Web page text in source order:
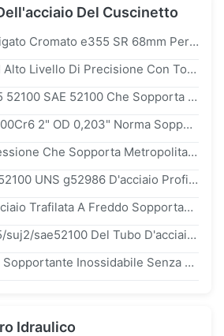
Del Cuscinetto
Tubo Idraulico Levigato Cromato e355 SR 68mm Personalizzato Per Uso Industriale
Tubo Di Acciaio Ad Alto Livello Di Precisione Con Tolleranza Di ± 0,1 Mm
Giro Di ASTM a295 52100 SAE 52100 Che Sopporta I Tubi Spessi Di Acciaio Inossidabile Della Parete Della Metropolitana D'acciaio
BACCANO 17230 100Cr6 2" OD 0,203" Norma Sopportante Senza Cuciture Di BACCANO JIS Della Metropolitana ASTM GB Di Acciaio Inossidabile Di Spessore
Caldaia Ad Alta Pressione Che Sopporta Metropolitana D'acciaio ASTM a179 20# q295 q390 200mm
Sopportare Di sae52100 UNS g52986 D'acciaio Profilato Tondo Per Tubi Le Dimensioni Su Misura
Metropolitana D'acciaio Trafilata A Freddo Sopportante Di ASTM a295 51100 SAE 51100 Per La Lunghezza 12m Del Macchinario
Tubo 100Cr6/gcr15/suj2/sae52100 Del Tubo D'acciaio Senza Cuciture Dalla Metropolitana D'acciaio Sopportante Trafilata A Freddo
Diametro D'acciaio Sopportante Inossidabile Senza Cuciture 16mm ~ 320mm Della Metropolitana Di gcr15/100Cr6/suj2/skf3/skf3s/gcr15simn
Idraulico